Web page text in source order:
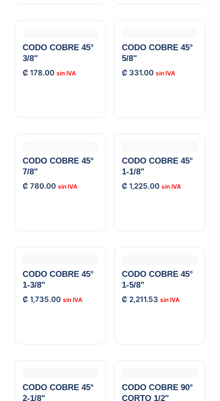
CODO COBRE 45°
3/8"
₡ 178.00
CODO COBRE 45°
5/8"
₡ 331.00
CODO COBRE 45°
7/8"
₡ 780.00
CODO COBRE 45°
1-1/8"
₡ 1,225.00
CODO COBRE 45°
1-3/8"
₡ 1,735.00
CODO COBRE 45°
1-5/8"
₡ 2,211.53
CODO COBRE 45°
2-1/8"
CODO COBRE 90°
CORTO 1/2"